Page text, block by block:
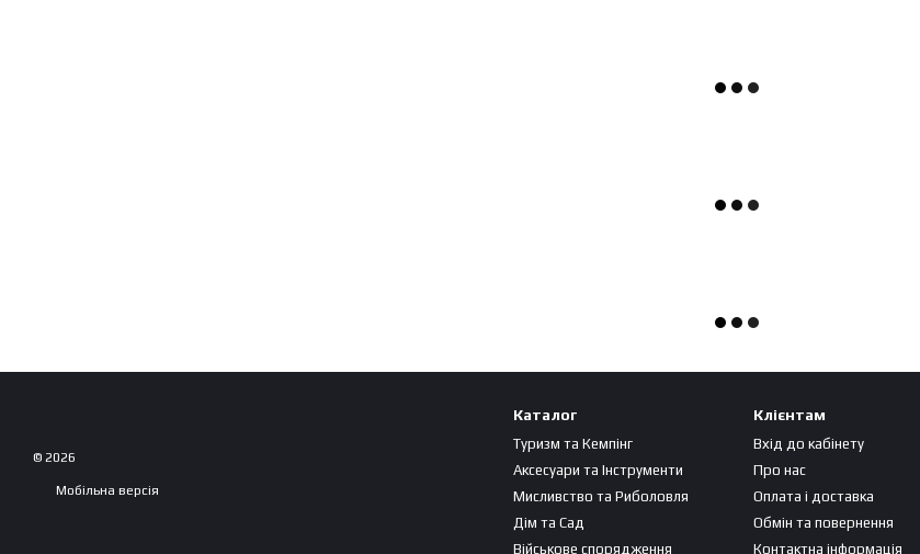
© 2026
Мобільна версія
Каталог
Туризм та Кемпінг
Аксесуари та Інструменти
Мисливство та Риболовля
Дім та Сад
Військове спорядження
Клієнтам
Вхід до кабінету
Про нас
Оплата і доставка
Обмін та повернення
Контактна інформація